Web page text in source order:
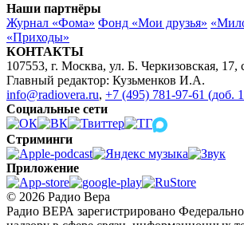
Наши партнёры
Журнал «Фома» Фонд «Мои друзья»
«Приходы»
КОНТАКТЫ
107553, г. Москва, ул. Б. Черкизовская, 17,
Главный редактор: Кузьменков И.А.
info@radiovera.ru, +7 (495) 781-97-61 (доб.
Социальные сети
Стриминги
Приложение
© 2026 Радио Вера
Радио ВЕРА зарегистрировано